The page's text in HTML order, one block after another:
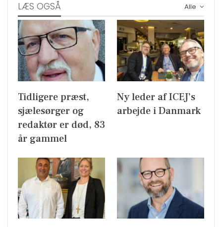
Alle
LÆS OGSÅ
Tidligere præst,
sjælesørger og
redaktør er død, 83
år gammel
Ny leder af ICEJ’s
arbejde i Danmark